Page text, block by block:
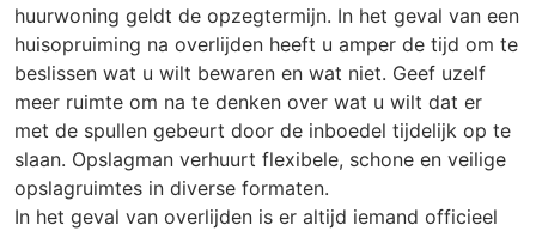
huurwoning geldt de opzegtermijn. In het geval van een
huisopruiming na overlijden heeft u amper de tijd om te
beslissen wat u wilt bewaren en wat niet. Geef uzelf
meer ruimte om na te denken over wat u wilt dat er
met de spullen gebeurt door de inboedel tijdelijk op te
slaan. Opslagman verhuurt flexibele, schone en veilige
opslagruimtes in diverse formaten.
In het geval van overlijden is er altijd iemand officieel